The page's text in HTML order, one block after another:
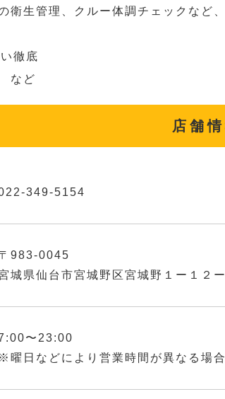
衛生管理、クルー体調チェックなど
徹底
など
店舗情
349-5154
983-0045
城県仙台市宮城野区宮城野１ー１２ー
〜23:00
※曜日などにより営業時間が異なる場